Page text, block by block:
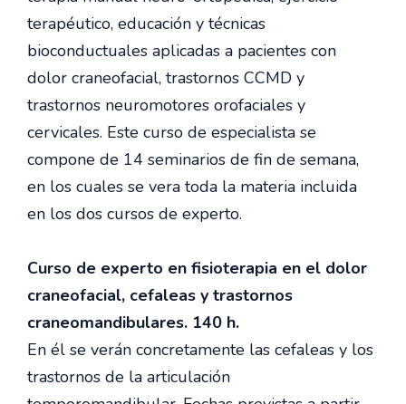
terapéutico, educación y técnicas
bioconductuales aplicadas a pacientes con
dolor craneofacial, trastornos CCMD y
trastornos neuromotores orofaciales y
cervicales. Este curso de especialista se
compone de 14 seminarios de fin de semana,
en los cuales se vera toda la materia incluida
en los dos cursos de experto.
Curso de experto en fisioterapia en el dolor
craneofacial, cefaleas y trastornos
craneomandibulares. 140 h.
En él se verán concretamente las cefaleas y los
trastornos de la articulación